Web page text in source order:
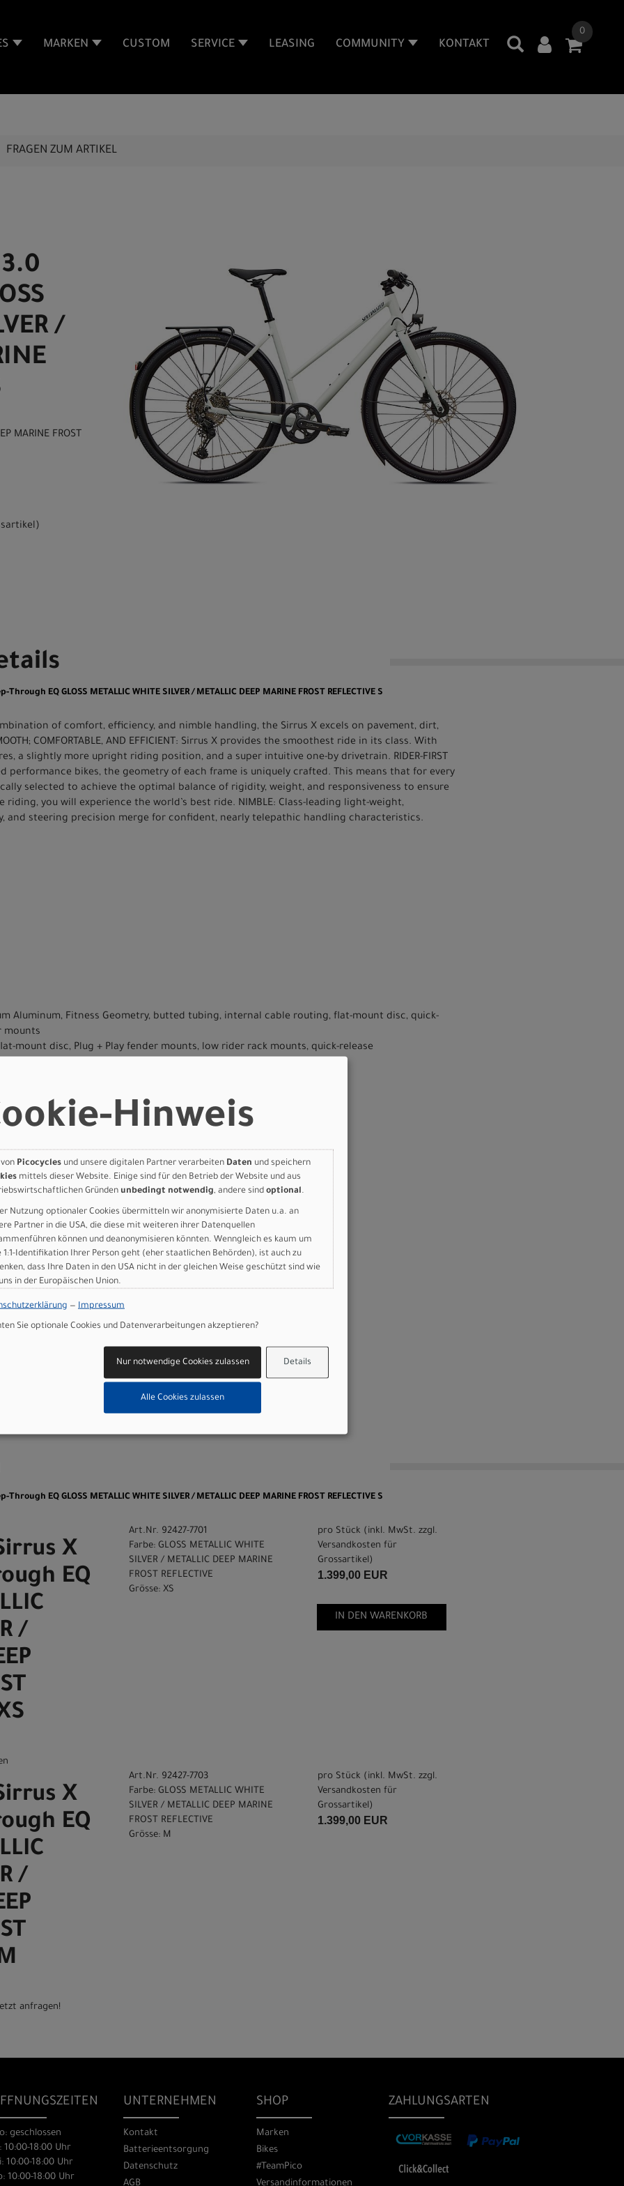
0
MARKEN CUSTOM SERVICE LEASING COMMUNITY KONTAKT
FRAGEN ZUM ARTIKEL
/
MARINE FROST
)
EQ GLOSS METALLIC WHITE SILVER / METALLIC DEEP MARINE FROST REFLECTIVE S
of comfort, efficiency, and nimble handling, the Sirrus X excels on pavement, dirt,
COMFORTABLE, AND EFFICIENT: Sirrus X provides the smoothest ride in its class. With
a slightly more upright riding position, and a super intuitive one-by drivetrain. RIDER-FIRST
performance bikes, the geometry of each frame is uniquely crafted. This means that for every
selected to achieve the optimal balance of rigidity, weight, and responsiveness to ensure
riding, you will experience the world’s best ride. NIMBLE: Class-leading light-weight,
and steering precision merge for confident, nearly telepathic handling characteristics.
Aluminum, Fitness Geometry, butted tubing, internal cable routing, flat-mount disc, quick-
mounts
mount disc, Plug + Play fender mounts, low rider rack mounts, quick-release
disc
hydraulic disc
11, 11-Speed 11-50T
FC-U6000, alloy, 170mm, 42t
RD-U6000, 11-Speed
BB
Fast Gravel 700X40C
Fast Gravel 700X40C
7-degree rise
backsweep, 15mm rise, 31.8mm
155/143mm
2-bolt clamp, 27.2mm
EQ GLOSS METALLIC WHITE SILVER / METALLIC DEEP MARINE FROST REFLECTIVE S
X
EQ
/
Art.Nr. 92427-7701
Farbe: GLOSS METALLIC WHITE
SILVER / METALLIC DEEP MARINE
FROST REFLECTIVE
Grösse: XS
pro Stück (inkl. MwSt. zzgl.
Versandkosten für
Grossartikel )
1.399,00 EUR
IN DEN WARENKORB
X
EQ
/
anfragen!
Art.Nr. 92427-7703
Farbe: GLOSS METALLIC WHITE
SILVER / METALLIC DEEP MARINE
FROST REFLECTIVE
Grösse: M
pro Stück (inkl. MwSt. zzgl.
Versandkosten für
Grossartikel )
1.399,00 EUR
geschlossen
10:00-18:00 Uhr
10:00-18:00 Uhr
10:00-18:00 Uhr
UNTERNEHMEN
Kontakt
Batterieentsorgung
Datenschutz
AGB
SHOP
Marken
Bikes
#TeamPico
Versandinformationen
ZAHLUNGSARTEN
Hinweis
Picocycles und unsere digitalen Partner verarbeiten Daten und speichern
mittels dieser Website. Einige sind für den Betrieb der Website und aus
Gründen unbedingt notwendig, andere sind optional.
Nutzung optionaler Cookies übermitteln wir anonymisierte Daten u.a. an
Partner in die USA, die diese mit weiteren ihrer Datenquellen
können und deanonymisieren könnten. Wenngleich es kaum um
1:1-Identifikation Ihrer Person geht (eher staatlichen Behörden), ist auch zu
dass Ihre Daten in den USA nicht in der gleichen Weise geschützt sind wie
in der Europäischen Union.
— Impressum
Sie optionale Cookies und Datenverarbeitungen akzeptieren?
Details
Nur notwendige Cookies zulassen
Alle Cookies zulassen